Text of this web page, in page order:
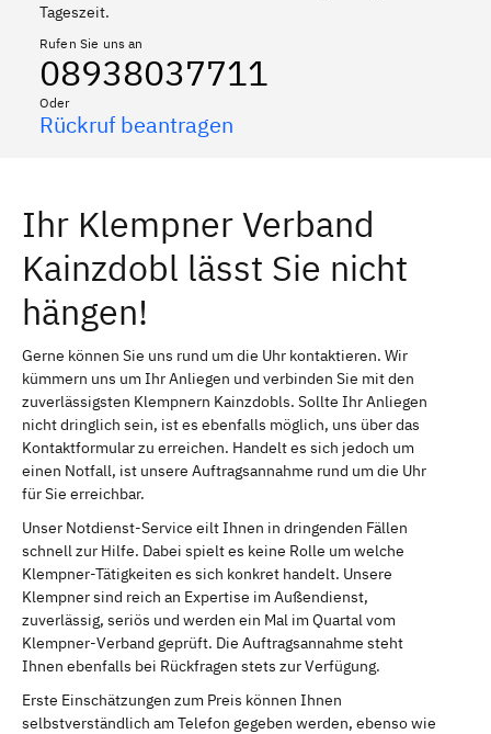
Tageszeit.
Rufen Sie uns an
08938037711
Oder
Rückruf beantragen
Ihr Klempner Verband
Kainzdobl lässt Sie nicht
hängen!
Gerne können Sie uns rund um die Uhr kontaktieren. Wir
kümmern uns um Ihr Anliegen und verbinden Sie mit den
zuverlässigsten Klempnern Kainzdobls. Sollte Ihr Anliegen
nicht dringlich sein, ist es ebenfalls möglich, uns über das
Kontaktformular zu erreichen. Handelt es sich jedoch um
einen Notfall, ist unsere Auftragsannahme rund um die Uhr
für Sie erreichbar.
Unser Notdienst-Service eilt Ihnen in dringenden Fällen
schnell zur Hilfe. Dabei spielt es keine Rolle um welche
Klempner-Tätigkeiten es sich konkret handelt. Unsere
Klempner sind reich an Expertise im Außendienst,
zuverlässig, seriös und werden ein Mal im Quartal vom
Klempner-Verband geprüft. Die Auftragsannahme steht
Ihnen ebenfalls bei Rückfragen stets zur Verfügung.
Erste Einschätzungen zum Preis können Ihnen
selbstverständlich am Telefon gegeben werden, ebenso wie